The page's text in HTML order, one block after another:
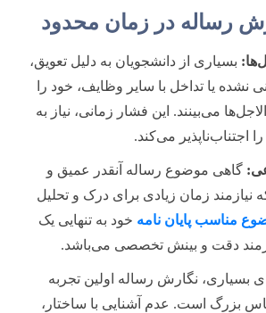
رساله در زمان محدود
بسیاری از دانشجویان به دلیل تعویق،
نشده یا تداخل با سایر وظایف، خود را
می‌بینند. این فشار زمانی، نیاز به
اجتناب‌ناپذیر می‌کند.
گاهی موضوع رساله آنقدر عمیق و
زمان زیادی برای درک و تحلیل
مناسب پایان نامه خود به تنهایی یک
دقت و بینش تخصصی می‌باشد.
بسیاری، نگارش رساله اولین تجربه
بزرگ است. عدم آشنایی با ساختار،